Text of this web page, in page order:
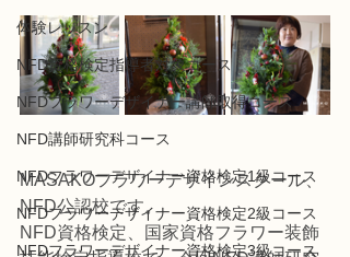
体験レッスン
NFD資格検定指導者対象コース
NFDフラワーデザイナー講師取得コース
NFD講師研究科コース
NFDフラワーデザイナー資格検定1級コース
NFDフラワーデザイナー資格検定2級コース
NFDフラワーデザイナー資格検定3級コース
MASAKOフラワーデザインスクール、
NFD公認校です。
NFD資格検定、国家資格フラワー装飾